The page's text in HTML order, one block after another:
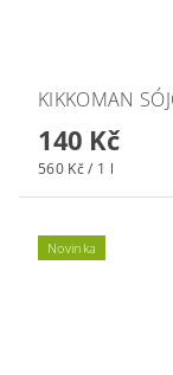
KIKKOMAN
140 Kč
560 Kč / 1 l
Novinka